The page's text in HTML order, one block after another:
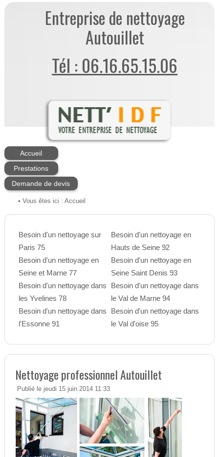
Entreprise de nettoyage
Autouillet
Tél : 06.16.65.15.06
Accueil
Prestations
Demande de devis
• Vous êtes ici : Accueil
Besoin d'un nettoyage sur
Paris 75
Besoin d'un nettoyage en
Seine et Marne 77
Besoin d'un nettoyage dans
les Yvelines 78
Besoin d'un nettoyage dans
l'Essonne 91
Besoin d'un nettoyage en
Hauts de Seine 92
Besoin d'un nettoyage en
Seine Saint Denis 93
Besoin d'un nettoyage dans
le Val de Marne 94
Besoin d'un nettoyage dans
le Val d'oise 95
Nettoyage professionnel Autouillet
Publié le jeudi 15 juin 2014 11:33